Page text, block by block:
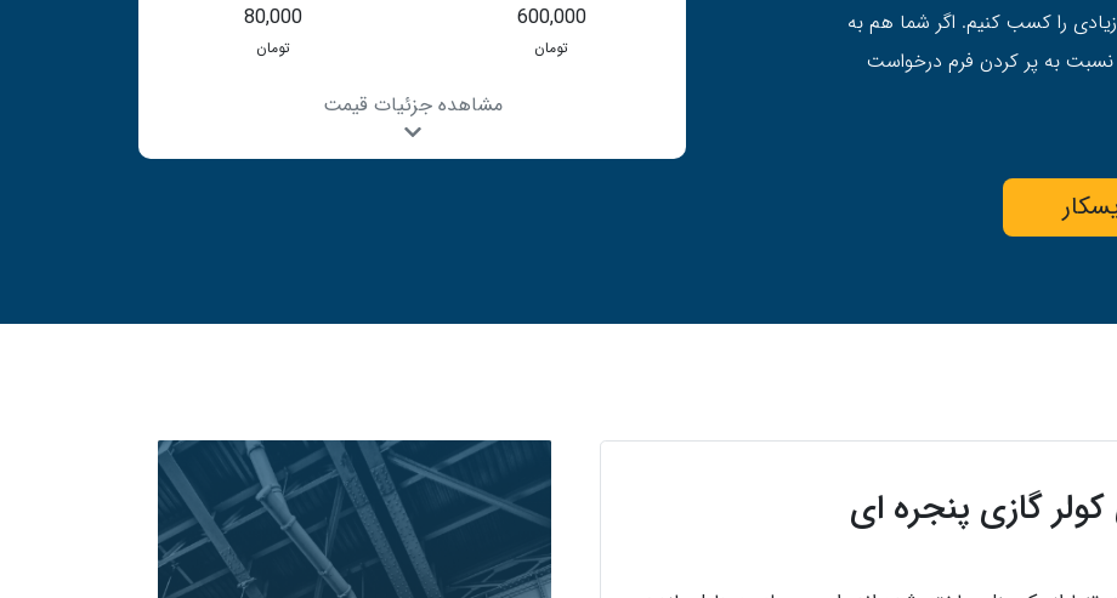
را کسب کنیم. اگر شما هم به
به پر کردن فرم درخواست
600,000
تومان
80,000
تومان
مشاهده جزئیات قیمت
گازی پنجره ای